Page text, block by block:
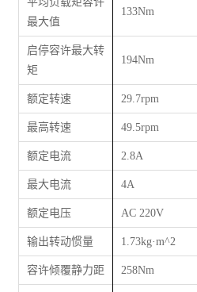
最大值
133Nm
启停容许最大转
矩
194Nm
额定转速 29.7rpm
最高转速 49.5rpm
额定电流 2.8A
最大电流 4A
额定电压 AC 220V
输出转动惯量 1.73kg·m^2
容许倾覆静力距 258Nm